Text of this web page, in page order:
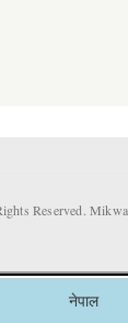
Reserved.